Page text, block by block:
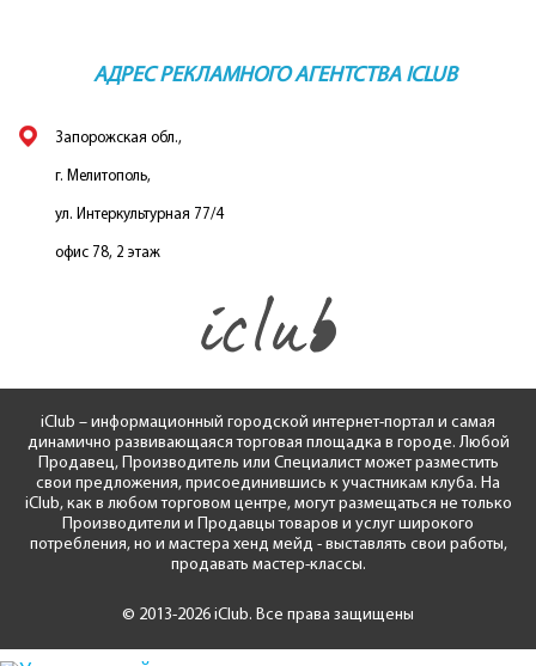
АДРЕС РЕКЛАМНОГО АГЕНТСТВА ICLUB
Запорожская обл.,
г. Мелитополь,
ул. Интеркультурная 77/4
офис 78, 2 этаж
iClub – информационный городской интернет-портал и самая
динамично развивающаяся торговая площадка в городе. Любой
Продавец, Производитель или Специалист может разместить
свои предложения, присоединившись к участникам клуба. На
iClub, как в любом торговом центре, могут размещаться не только
Производители и Продавцы товаров и услуг широкого
потребления, но и мастера хенд мейд - выставлять свои работы,
продавать мастер-классы.
© 2013-2026 iClub. Все права защищены